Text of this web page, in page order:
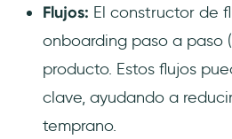
Flujos: El constructor de
onboarding paso a paso
producto. Estos flujos
clave, ayudando a
temprano.